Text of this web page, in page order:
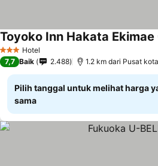
3 BintangHotel
Toyoko Inn Hakata Ekimae
7,7 Baik 2.488 1.2 km dari Pusat kota
Pilih tanggal untuk melihat harga
sama